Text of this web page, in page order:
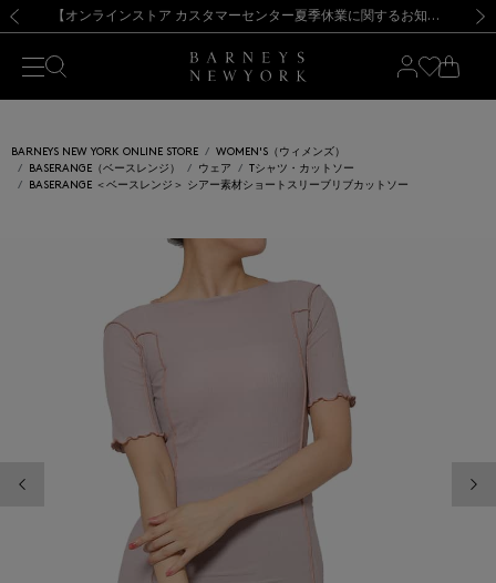
新規登録のお客様も対象！＜MY BARNEYS＞会員のお客様は11,000円（税込）以上のお買上げで常時送料無料！お買い物の際は会員登録を！
【夏季休業に伴う出荷一時停止のお知らせ】(2026.8.7) 【オンラインストア カスタマーセンター夏季休業に関するお知らせ】（2026.8.7）
【夏季休業に伴う返品・交換承り一時停止のお知らせ】（2026.8.5）
熊本県を中心とした地震の影響によるお荷物のお届けについて
【開催中】SUMMER SALEのご案内・ご注意事項 新規登録のお客様も対象！＜MY BARNEYS＞会員のお客様は11,000円（税込）以上のお買上げで常時送料無料！お買い物の際は会員登録を！
【夏季休業に伴う出荷一時停止のお知らせ】(2026.8.7)
BARNEYS NEW YORK ONLINE STORE
WOMEN'S（ウィメンズ）
BASERANGE（ベースレンジ）
ウェア
Tシャツ・カットソー
BASERANGE ＜ベースレンジ＞ シアー素材ショートスリーブリブカットソー